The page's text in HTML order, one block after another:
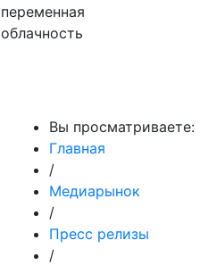
переменная
облачность
Вы просматриваете:
Главная
/
Медиарынок
/
Пресс релизы
/